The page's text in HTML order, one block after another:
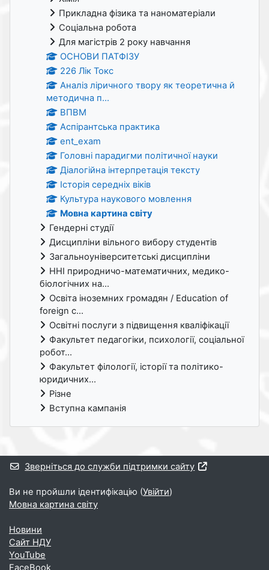
Прикладна фізика та наноматеріали
Соціальна робота
Для магістрів 2 року навчання
ОСНОВИ ПАТФІЗУ
226 Лік Токс
Аналіз ліричного твору як теоретична й
методична п...
ВПВМ
Аспірантська практика
ent_exam
Головні парадигми політичної науки
Діалогійна інтерпретація тексту
Історія середніх віків
Культура наукового мовлення
Мовна картина світу
Гендерні студії
Дисципліни вільного вибору студентів
Загальноуніверситетські дисципліни
ННІ природничо-математичних, медико-
біологічних на...
Освіта іноземних громадян / Education of
foreign c...
Освітні послуги з підвищення кваліфікації
Факультет педагогіки, психології, соціальної
робот...
Факультет філології, історії та політико-
юридичних...
Різне
Вступна кампанія
Додаткові блоки
Зверніться до служби підтримки сайту
Ви не пройшли ідентифікацію (Увійти)
Мовна картина світу
Новини
Cайт НДУ
YouTube
FaceBook